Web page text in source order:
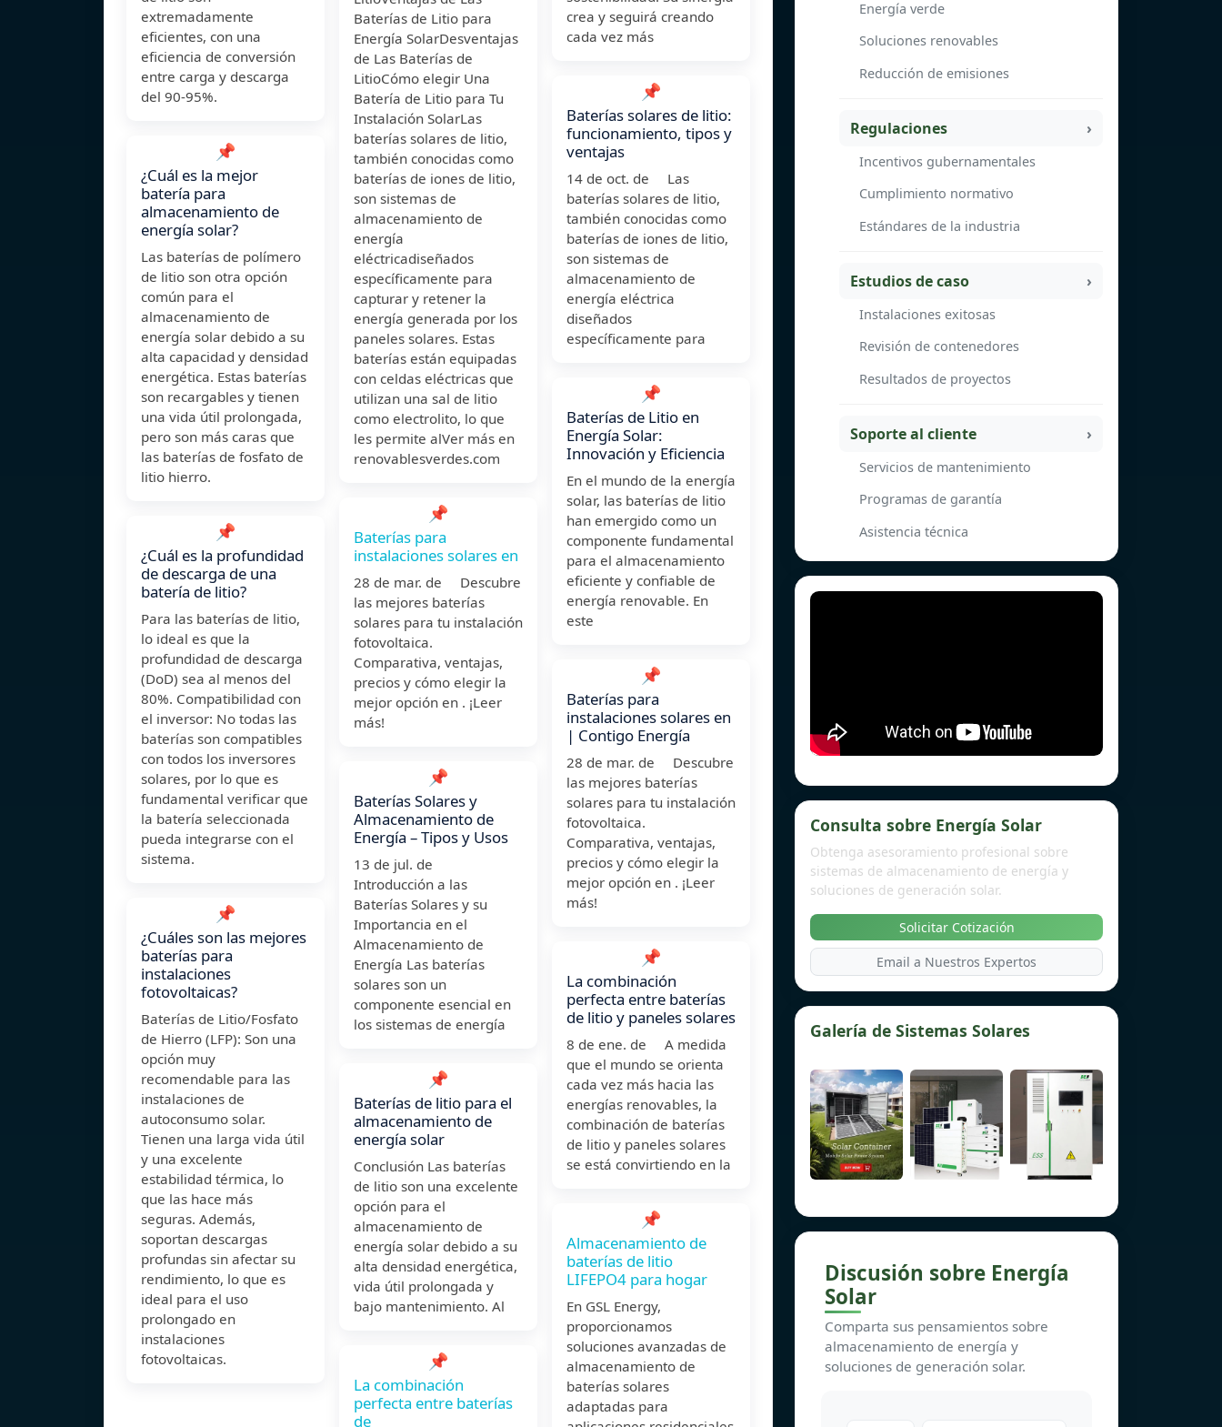
extremadamente
eficientes, con una
eficiencia de conversión
entre carga y descarga
del 90-95%.
📌
¿Cuál es la mejor
batería para
almacenamiento de
energía solar?
Las baterías de polímero
de litio son otra opción
común para el
almacenamiento de
energía solar debido a su
alta capacidad y densidad
energética. Estas baterías
son recargables y tienen
una vida útil prolongada,
pero son más caras que
las baterías de fosfato de
litio hierro.
📌
¿Cuál es la profundidad
de descarga de una
batería de litio?
Para las baterías de litio,
lo ideal es que la
profundidad de descarga
(DoD) sea al menos del
80%. Compatibilidad con
el inversor: No todas las
baterías son compatibles
con todos los inversores
solares, por lo que es
fundamental verificar que
la batería seleccionada
pueda integrarse con el
sistema.
📌
¿Cuáles son las mejores
baterías para
instalaciones
fotovoltaicas?
Baterías de Litio/Fosfato
de Hierro (LFP): Son una
opción muy
recomendable para las
instalaciones de
autoconsumo solar.
Tienen una larga vida útil
y una excelente
estabilidad térmica, lo
que las hace más
seguras. Además,
soportan descargas
profundas sin afectar su
rendimiento, lo que es
ideal para el uso
prolongado en
instalaciones
fotovoltaicas.
Baterías de Litio para
Energía SolarDesventajas
de Las Baterías de
LitioCómo elegir Una
Batería de Litio para Tu
Instalación SolarLas
baterías solares de litio,
también conocidas como
baterías de iones de litio,
son sistemas de
almacenamiento de
energía
eléctricadiseñados
específicamente para
capturar y retener la
energía generada por los
paneles solares. Estas
baterías están equipadas
con celdas eléctricas que
utilizan una sal de litio
como electrolito, lo que
les permite alVer más en
renovablesverdes.com
📌
Baterías para
instalaciones solares en
28 de mar. de Descubre
las mejores baterías
solares para tu instalación
fotovoltaica.
Comparativa, ventajas,
precios y cómo elegir la
mejor opción en . ¡Leer
más!
📌
Baterías Solares y
Almacenamiento de
Energía – Tipos y Usos
13 de jul. de
Introducción a las
Baterías Solares y su
Importancia en el
Almacenamiento de
Energía Las baterías
solares son un
componente esencial en
los sistemas de energía
📌
Baterías de litio para el
almacenamiento de
energía solar
Conclusión Las baterías
de litio son una excelente
opción para el
almacenamiento de
energía solar debido a su
alta densidad energética,
vida útil prolongada y
bajo mantenimiento. Al
📌
La combinación
perfecta entre baterías
de
crea y seguirá creando
cada vez más
📌
Baterías solares de litio:
funcionamiento, tipos y
ventajas
14 de oct. de Las
baterías solares de litio,
también conocidas como
baterías de iones de litio,
son sistemas de
almacenamiento de
energía eléctrica
diseñados
específicamente para
📌
Baterías de Litio en
Energía Solar:
Innovación y Eficiencia
En el mundo de la energía
solar, las baterías de litio
han emergido como un
componente fundamental
para el almacenamiento
eficiente y confiable de
energía renovable. En
este
📌
Baterías para
instalaciones solares en
| Contigo Energía
28 de mar. de Descubre
las mejores baterías
solares para tu instalación
fotovoltaica.
Comparativa, ventajas,
precios y cómo elegir la
mejor opción en . ¡Leer
más!
📌
La combinación
perfecta entre baterías
de litio y paneles solares
8 de ene. de A medida
que el mundo se orienta
cada vez más hacia las
energías renovables, la
combinación de baterías
de litio y paneles solares
se está convirtiendo en la
📌
Almacenamiento de
baterías de litio
LIFEPO4 para hogar
En GSL Energy,
proporcionamos
soluciones avanzadas de
almacenamiento de
baterías solares
adaptadas para
Energía verde
Soluciones renovables
Reducción de emisiones
Regulaciones
Incentivos gubernamentales
Cumplimiento normativo
Estándares de la industria
Estudios de caso
Instalaciones exitosas
Revisión de contenedores
Resultados de proyectos
Soporte al cliente
Servicios de mantenimiento
Programas de garantía
Asistencia técnica
Consulta sobre Energía Solar
Obtenga asesoramiento profesional sobre
sistemas de almacenamiento de energía y
soluciones de generación solar.
Solicitar Cotización
Email a Nuestros Expertos
Galería de Sistemas Solares
Discusión sobre Energía
Solar
Comparta sus pensamientos sobre
almacenamiento de energía y
soluciones de generación solar.